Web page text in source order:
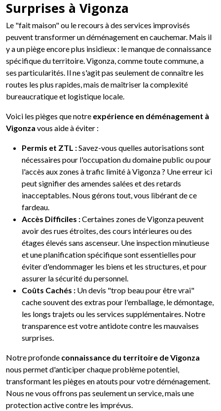
Surprises à Vigonza
Le "fait maison" ou le recours à des services improvisés
peuvent transformer un déménagement en cauchemar. Mais il
y a un piège encore plus insidieux : le manque de connaissance
spécifique du territoire. Vigonza, comme toute commune, a
ses particularités. Il ne s'agit pas seulement de connaître les
routes les plus rapides, mais de maîtriser la complexité
bureaucratique et logistique locale.
Voici les pièges que notre expérience en déménagement à
Vigonza vous aide à éviter :
Permis et ZTL :Savez-vous quelles autorisations sont
nécessaires pour l'occupation du domaine public ou pour
l'accès aux zones à trafic limité à Vigonza ? Une erreur ici
peut signifier des amendes salées et des retards
inacceptables. Nous gérons tout, vous libérant de ce
fardeau.
Accès Difficiles :Certaines zones de Vigonza peuvent
avoir des rues étroites, des cours intérieures ou des
étages élevés sans ascenseur. Une inspection minutieuse
et une planification spécifique sont essentielles pour
éviter d'endommager les biens et les structures, et pour
assurer la sécurité du personnel.
Coûts Cachés : Un devis "trop beau pour être vrai"
cache souvent des extras pour l'emballage, le démontage,
les longs trajets ou les services supplémentaires. Notre
transparence est votre antidote contre les mauvaises
surprises.
Notre profonde connaissance du territoire de Vigonza
nous permet d'anticiper chaque problème potentiel,
transformant les pièges en atouts pour votre déménagement.
Nous ne vous offrons pas seulement un service, mais une
protection active contre les imprévus.